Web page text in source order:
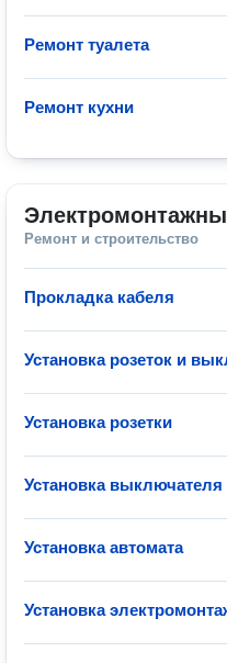
Ремонт туалета
Ремонт кухни
Ремонт и строительство
Прокладка кабеля
Установка розеток и
Установка розетки
Установка выключателя
Установка автомата
Установка